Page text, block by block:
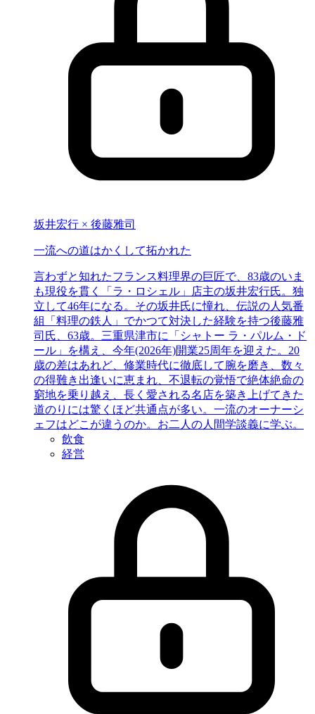
坂井宏行 × 後藤雅司
一流への道はかくして拓かれた
言わずと知れたフランス料理界の巨匠で、83歳のいま
も現役を貫く「ラ・ロシェル」店主の坂井宏行氏。独
立して46年になる。その坂井氏に憧れ、伝説の人気番
組「料理の鉄人」でかつて対決した経験を持つ後藤雅
司氏、63歳。三重県津市に「シャトー ラ・パルム・ド
ール」を構え、今年(2026年)開業25周年を迎えた。20
歳の差はあれど、修業時代に徹底して腕を磨き、数々
の得難き出逢いに恵まれ、不退転の覚悟で絶体絶命の
窮地を乗り越え、長く愛される名店を築き上げてきた
道のりには驚くほど共通点が多い。一流のオーナーシ
ェフはどこが違うのか。お二人の人間学談義に学ぶ。
飲食
経営